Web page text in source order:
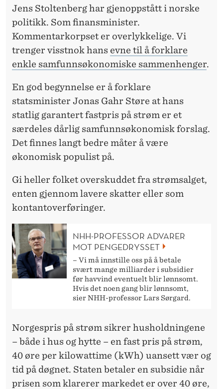
Jens Stoltenberg har gjenoppstått i norske
politikk. Som finansminister.
Kommentarkorpset er overlykkelige. Vi
trenger visstnok hans evne til å forklare
enkle samfunnsøkonomiske sammenhenger.
En god begynnelse er å forklare
statsminister Jonas Gahr Støre at hans
statlig garantert fastpris på strøm er et
særdeles dårlig samfunnsøkonomisk forslag.
Det finnes langt bedre måter å være
økonomisk populist på.
Gi heller folket overskuddet fra strømsalget,
enten gjennom lavere skatter eller som
kontantoverføringer.
NHH-PROFESSOR ADVARER
MOT PENGEDRYSSET
– Vi må innstille oss på å betale
svært mange milliarder i subsidier
før havvind eventuelt blir lønnsomt.
Hvis det noen gang blir lønnsomt,
sier NHH-professor Lars Sørgard.
Norgespris på strøm sikrer husholdningene
– både i hus og hytte – en fast pris på strøm,
40 øre per kilowattime (kWh) uansett vær og
tid på døgnet. Staten betaler en subsidie når
prisen som klarerer markedet er over 40 øre,